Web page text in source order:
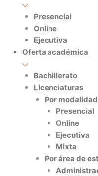
Presencial
Online
Ejecutiva
Oferta académica
Bachillerato
Licenciaturas
Por modalidad
Presencial
Online
Ejecutiva
Mixta
Por área de